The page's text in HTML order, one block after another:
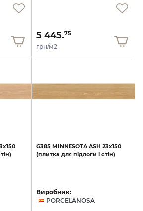
5 445.75
грн/м2
G385 MINNESOTA ASH 23x150
(плитка для підлоги і стін)
Виробник:
PORCELANOSA